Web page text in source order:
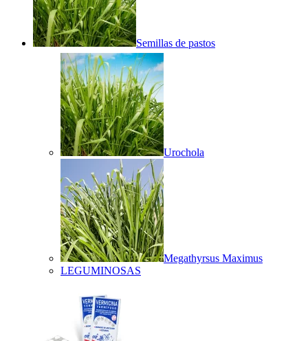
Semillas de pastos
Urochola
Megathyrsus Maximus
LEGUMINOSAS